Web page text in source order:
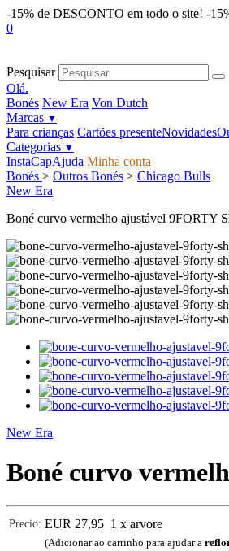
-15% de DESCONTO em todo o site! -
0
Pesquisar
Olá.
Bonés New Era Von Dutch
Marcas ▼
Para crianças Cartões presenteNovidades
Categorias ▼
InstaCapAjuda Minha conta
Bonés > Outros Bonés > Chicago Bulls
New Era
Boné curvo vermelho ajustável 9FORTY
New Era
Boné curvo
Precio: EUR 27,95 1 x arvore
(Adicionar ao carrinho para ajudar a